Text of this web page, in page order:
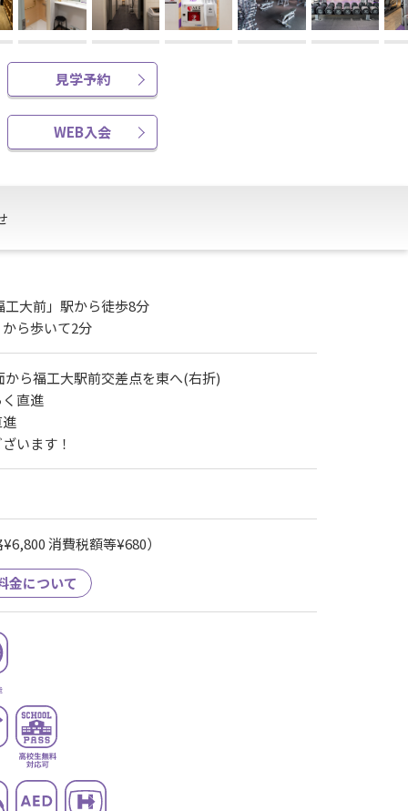
見学予約
WEB入会
工大前」駅から徒歩8分
ら歩いて2分
から福工大駅前交差点を東へ(右折)
直進
います！
¥6,800 消費税額等¥680）
金について